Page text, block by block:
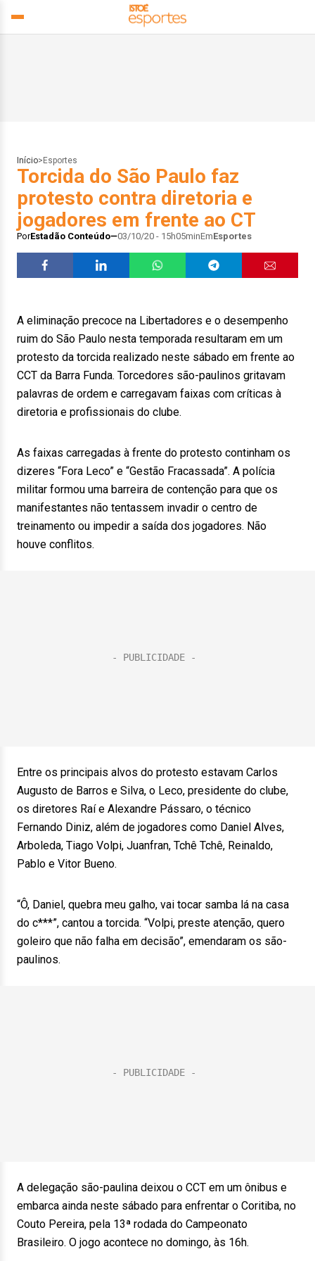
Início> Esportes
Torcida do São Paulo faz
protesto contra diretoria e
jogadores em frente ao CT
PorEstadão Conteúdo 03/10/20 - 15h05minEmEsportes
A eliminação precoce na Libertadores e o desempenho
ruim do São Paulo nesta temporada resultaram em um
protesto da torcida realizado neste sábado em frente ao
CCT da Barra Funda. Torcedores são-paulinos gritavam
palavras de ordem e carregavam faixas com críticas à
diretoria e profissionais do clube.
As faixas carregadas à frente do protesto continham os
dizeres “Fora Leco” e “Gestão Fracassada”. A polícia
militar formou uma barreira de contenção para que os
manifestantes não tentassem invadir o centro de
treinamento ou impedir a saída dos jogadores. Não
houve conflitos.
Entre os principais alvos do protesto estavam Carlos
Augusto de Barros e Silva, o Leco, presidente do clube,
os diretores Raí e Alexandre Pássaro, o técnico
Fernando Diniz, além de jogadores como Daniel Alves,
Arboleda, Tiago Volpi, Juanfran, Tchê Tchê, Reinaldo,
Pablo e Vitor Bueno.
“Ô, Daniel, quebra meu galho, vai tocar samba lá na casa
do c***”, cantou a torcida. “Volpi, preste atenção, quero
goleiro que não falha em decisão”, emendaram os são-
paulinos.
A delegação são-paulina deixou o CCT em um ônibus e
embarca ainda neste sábado para enfrentar o Coritiba, no
Couto Pereira, pela 13ª rodada do Campeonato
Brasileiro. O jogo acontece no domingo, às 16h.